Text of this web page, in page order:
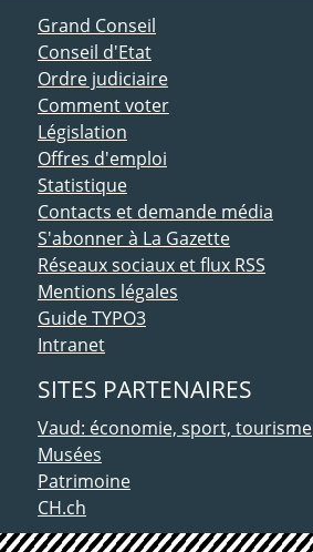
ACCÈS DIRECT
Grand Conseil
Conseil d'Etat
Ordre judiciaire
Comment voter
Législation
Offres d'emploi
Statistique
Contacts et demande média
S'abonner à La Gazette
Réseaux sociaux et flux RSS
Mentions légales
Guide TYPO3
Intranet
SITES PARTENAIRES
Vaud: économie, sport, tourisme
Musées
Patrimoine
CH.ch